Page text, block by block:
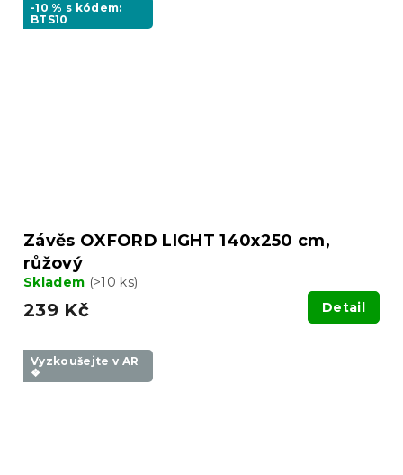
-10 % s kódem:
BTS10
Závěs OXFORD LIGHT 140x250 cm,
růžový
Skladem (>10 ks)
239 Kč Detail
Vyzkoušejte v AR
❖